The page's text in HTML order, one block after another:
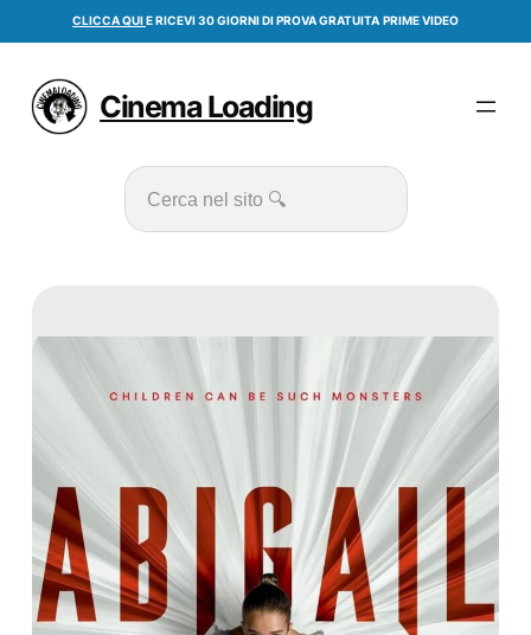
CLICCA QUIE RICEVI 30 GIORNI DI PROVA GRATUITA PRIME VIDEO
Cinema Loading
Cerca